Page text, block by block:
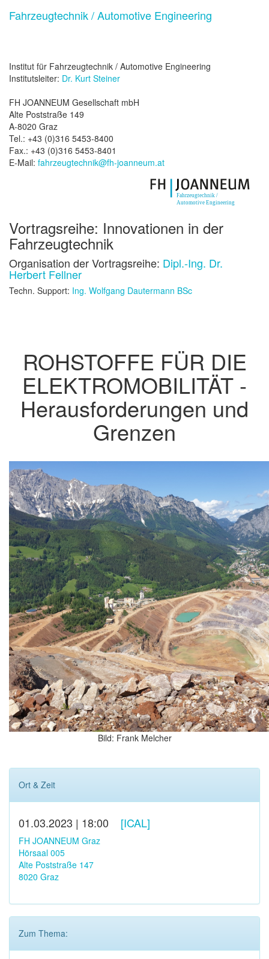
Fahrzeugtechnik / Automotive Engineering
Institut für Fahrzeugtechnik / Automotive Engineering
Institutsleiter: Dr. Kurt Steiner
FH JOANNEUM Gesellschaft mbH
Alte Poststraße 149
A-8020 Graz
Tel.: +43 (0)316 5453-8400
Fax.: +43 (0)316 5453-8401
E-Mail: fahrzeugtechnik@fh-joanneum.at
Vortragsreihe: Innovationen in der
Fahrzeugtechnik
Organisation der Vortragsreihe: Dipl.-Ing. Dr.
Herbert Fellner
Techn. Support: Ing. Wolfgang Dautermann BSc
ROHSTOFFE FÜR DIE
ELEKTROMOBILITÄT -
Herausforderungen und
Grenzen
Bild: Frank Melcher
Ort & Zeit
01.03.2023 | 18:00 [ICAL]
FH JOANNEUM Graz
Hörsaal 005
Alte Poststraße 147
8020 Graz
Zum Thema: